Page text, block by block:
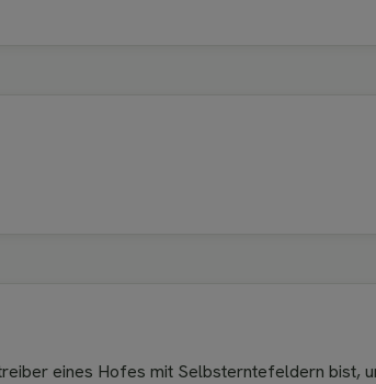
eines Hofes mit Selbsterntefeldern bist,